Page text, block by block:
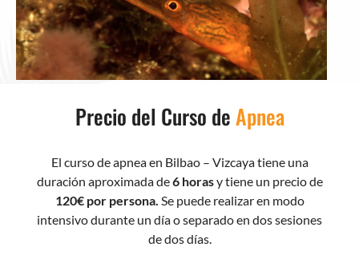
Precio del Curso deApnea
El curso de apnea en Bilbao – Vizcaya tiene una
duración aproximada de6 horasy tiene un precio de
120€ por persona. Se puede realizar en modo
intensivo durante un día o separado en dos sesiones
de dos días.